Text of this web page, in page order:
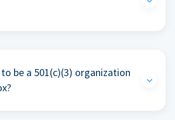
be a 501(c)(3) organization